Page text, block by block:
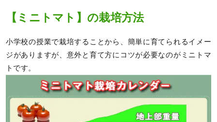
【ミニトマト】の栽培方法
小学校の授業で栽培することから、簡単に育てられるイメー
ジがありますが、意外と育て方にコツが必要なのがミニトマ
トです。